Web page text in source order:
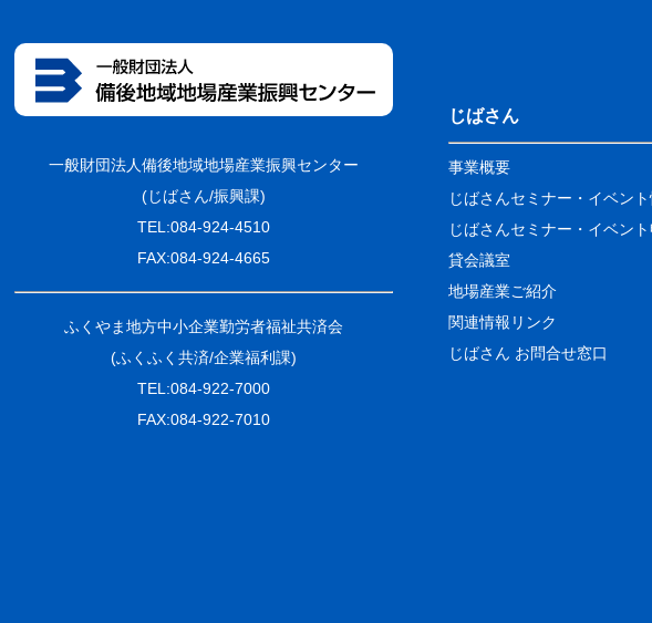
一般財団法人備後地域地場産業振興センター
(じばさん/振興課)
TEL:084-924-4510
FAX:084-924-4665
ふくやま地方中小企業勤労者福祉共済会
(ふくふく共済/企業福利課)
TEL:084-922-7000
FAX:084-922-7010
じばさん
事業概要
じばさんセミナー・イベン
じばさんセミナー・イベン
貸会議室
地場産業ご紹介
関連情報リンク
じばさん お問合せ窓口